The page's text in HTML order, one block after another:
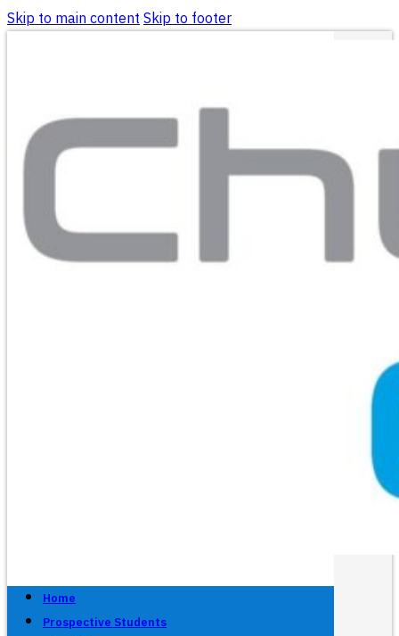
Skip to main contentSkip to footer
Home
Prospective Students